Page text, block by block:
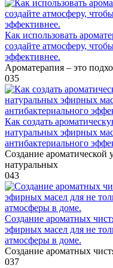
Как использовать
создайте атмосферу,
эффективнее.
Ароматерапия – это
035
Как создать
натуральных эфирных
антибактериального
Создание ароматической
натуральных
043
Создание ароматных
эфирных масел для не
атмосферы в доме.
Создание ароматных
037